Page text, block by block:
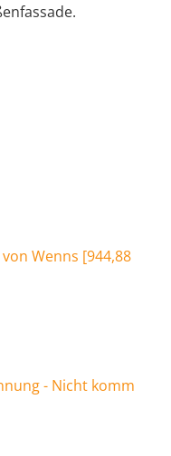
Wenns [944,88
- Nicht komm